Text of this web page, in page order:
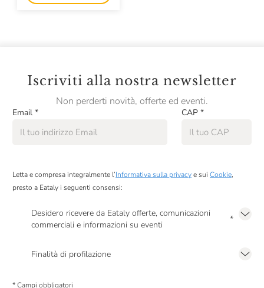
Iscriviti alla nostra newsletter
Non perderti novità, offerte ed eventi.
Email * CAP *
Letta e compresa integralmente l’Informativa sulla privacye sui Cookie,
presto a Eataly i seguenti consensi:
Desidero ricevere da Eataly offerte, comunicazioni
commerciali e informazioni su eventi
*
Finalità di profilazione
* Campi obbligatori